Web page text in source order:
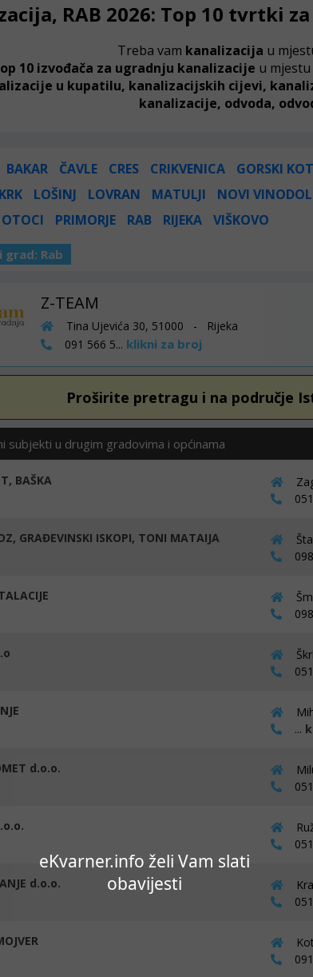
eKvarner.info želi Vam slati
obavijesti
RAB 2026: Top 10 tvrtki
Treba vam kanalizacija u
10 izvođača za ugradnju kanalizacije u mjestu
u kupatilu, kanalizacijskih cijevi,
kanalizacije, odvoda,
BAKAR ČAVLE CRES CRIKVENICA
GORSKI
KRK LOŠINJ LOVRAN MATULJI
NOVI
OTOCI PRIMORJE RAB RIJEKA VIŠKOVO
grad: Rab
Z-TEAM
Tina Ujevića 30, 51000 - Rijeka
091 566 5... klikni za broj
Proširite pretragu i na područje
subjekti u drugim gradovima i općinama
BAŠKA
GRAĐEVINSKI ISKOPI, TONI MATAIJA
...
d.o.o.
d.o.o.